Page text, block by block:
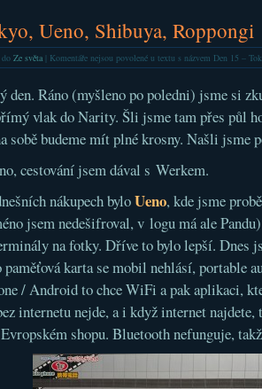
Ueno, Shibuya, Roppongi
Ze světa| Komentáře nejsou povolenéu textu s názvem Den 15 –
den. Ráno (myšleno po poledni) jsme si
vlak do Narity. Šli jsme tam přes půl
sobě budeme mít plné krosny. Našli jsme
cestování jsem dával s Werkem.
nákupech byloUeno, kde jsme
jsem nedešifroval, v logu má ale
na fotky. Dříve to bylo lepší. Dnes
karta se mobil nehlásí, portable
/ Android to chce WiFi a pak aplikaci,
internetu nejde, a i když internet najdete,
shopu. Bluetooth nefunguje,